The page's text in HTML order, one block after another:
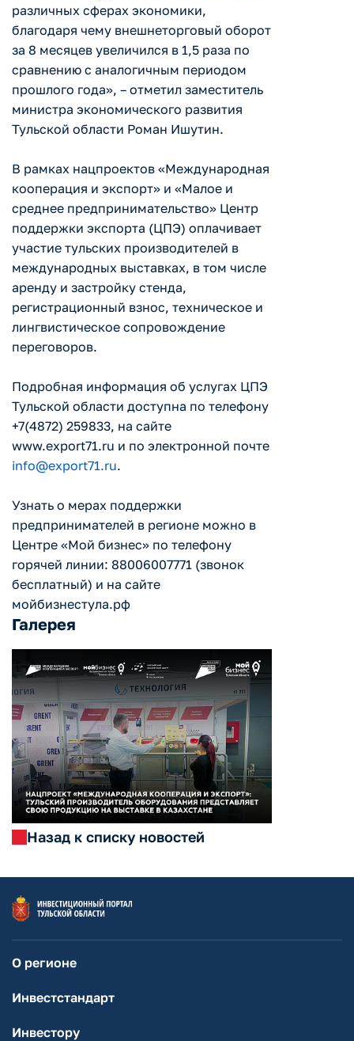
различных сферах экономики,
благодаря чему внешнеторговый оборот
за 8 месяцев увеличился в 1,5 раза по
сравнению с аналогичным периодом
прошлого года», – отметил заместитель
министра экономического развития
Тульской области Роман Ишутин.
В рамках нацпроектов «Международная
кооперация и экспорт» и «Малое и
среднее предпринимательство» Центр
поддержки экспорта (ЦПЭ) оплачивает
участие тульских производителей в
международных выставках, в том числе
аренду и застройку стенда,
регистрационный взнос, техническое и
лингвистическое сопровождение
переговоров.
Подробная информация об услугах ЦПЭ
Тульской области доступна по телефону
+7(4872) 259833, на сайте
www.export71.ru и по электронной почте
info@export71.ru.
Узнать о мерах поддержки
предпринимателей в регионе можно в
Центре «Мой бизнес» по телефону
горячей линии: 88006007771 (звонок
бесплатный) и на сайте
мойбизнестула.рф
Галерея
Назад к списку новостей
О регионе
Инвестстандарт
Инвестору